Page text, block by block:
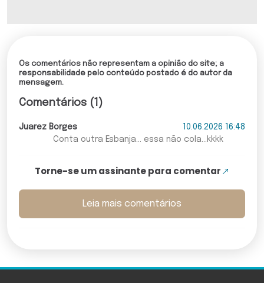
Os comentários não representam a opinião do site; a
responsabilidade pelo conteúdo postado é do autor da
mensagem.
Comentários (1)
Juarez Borges
10.06.2026 16:48
Conta outra Esbanja... essa não cola...kkkk
Torne-se um assinante para comentar
Leia mais comentários